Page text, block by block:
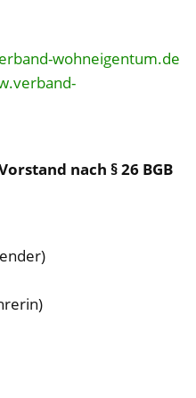
wohneigentum.de
nach § 26 BGB